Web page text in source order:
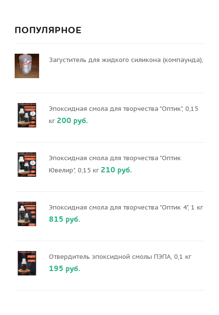
ПОПУЛЯРНОЕ
Загуститель для жидкого силикона (компаунда),
Эпоксидная смола для творчества "Оптик", 0,15
кг 200 руб.
Эпоксидная смола для творчества "Оптик
Ювелир", 0,15 кг 210 руб.
Эпоксидная смола для творчества "Оптик 4", 1 кг
815 руб.
Отвердитель эпоксидной смолы ПЭПА, 0,1 кг
195 руб.